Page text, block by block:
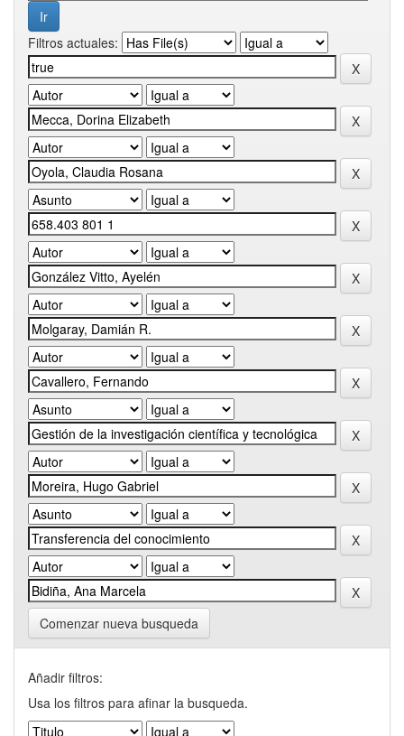
Filtros actuales:
Comenzar nueva busqueda
Añadir filtros:
Usa los filtros para afinar la busqueda.